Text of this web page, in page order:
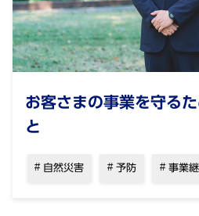
お客さまの事業を守る
と
自然災害 予防 事業